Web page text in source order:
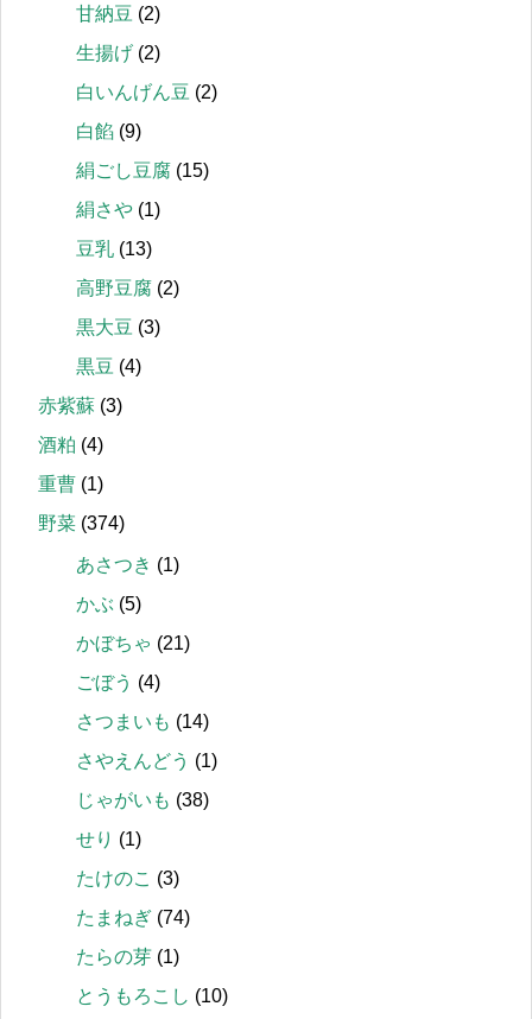
甘納豆 (2)
生揚げ (2)
白いんげん豆 (2)
白餡 (9)
絹ごし豆腐 (15)
絹さや (1)
豆乳 (13)
高野豆腐 (2)
黒大豆 (3)
黒豆 (4)
赤紫蘇 (3)
酒粕 (4)
重曹 (1)
野菜 (374)
あさつき (1)
かぶ (5)
かぼちゃ (21)
ごぼう (4)
さつまいも (14)
さやえんどう (1)
じゃがいも (38)
せり (1)
たけのこ (3)
たまねぎ (74)
たらの芽 (1)
とうもろこし (10)